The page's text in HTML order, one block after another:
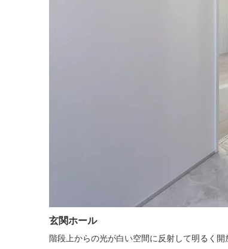
玄関ホール
階段上からの光が白い空間に反射して明るく